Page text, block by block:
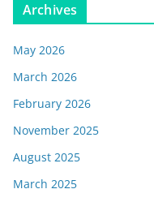
Archives
May 2026
March 2026
February 2026
November 2025
August 2025
March 2025